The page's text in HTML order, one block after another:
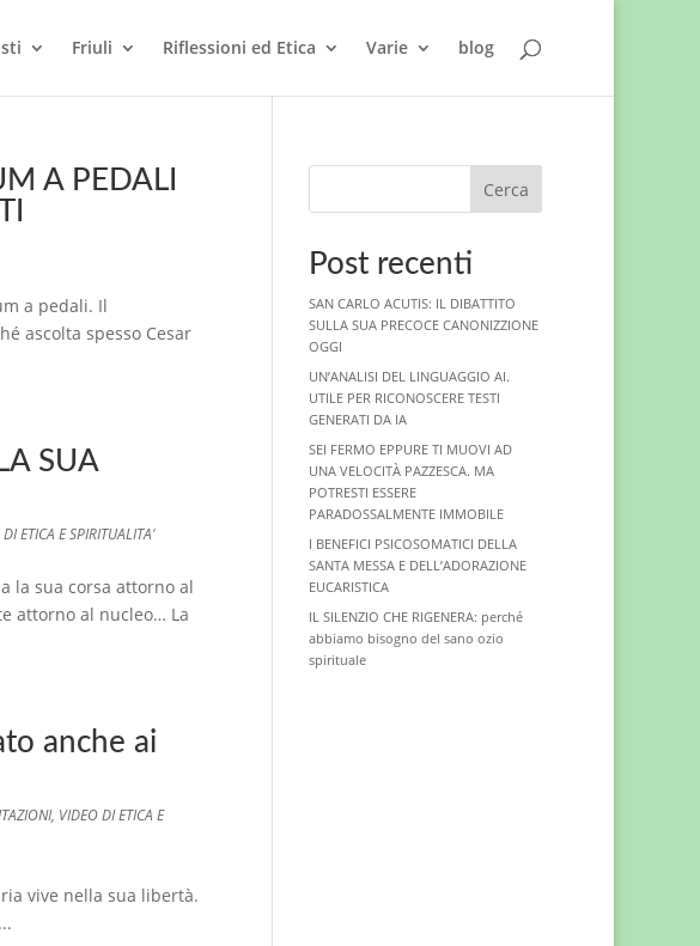
Friuli Riflessioni ed Etica Varie blog
A PEDALI
a pedali. Il
ascolta spesso Cesar
SUA
ETICA E SPIRITUALITA'
la sua corsa attorno al
attorno al nucleo… La
anche ai
, VIDEO DI ETICA E
vive nella sua libertà.
Cerca
Post recenti
SAN CARLO ACUTIS: IL DIBATTITO
SULLA SUA PRECOCE CANONIZZIONE
OGGI
UN’ANALISI DEL LINGUAGGIO AI.
UTILE PER RICONOSCERE TESTI
GENERATI DA IA
SEI FERMO EPPURE TI MUOVI AD
UNA VELOCITÀ PAZZESCA. MA
POTRESTI ESSERE
PARADOSSALMENTE IMMOBILE
I BENEFICI PSICOSOMATICI DELLA
SANTA MESSA E DELL’ADORAZIONE
EUCARISTICA
IL SILENZIO CHE RIGENERA: perché
abbiamo bisogno del sano ozio
spirituale